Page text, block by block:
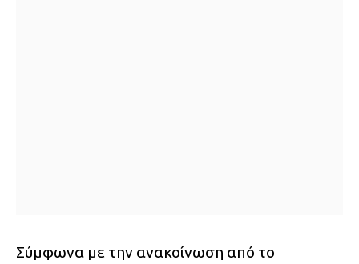
Σύμφωνα με την ανακοίνωση από το